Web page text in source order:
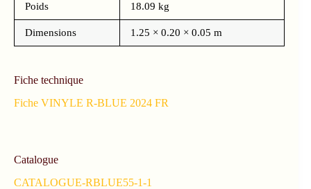
Poids 18.09 kg
Dimensions 1.25 × 0.20 × 0.05 m
Fiche technique
Fiche VINYLE R-BLUE 2024 FR
Catalogue
CATALOGUE-RBLUE55-1-1